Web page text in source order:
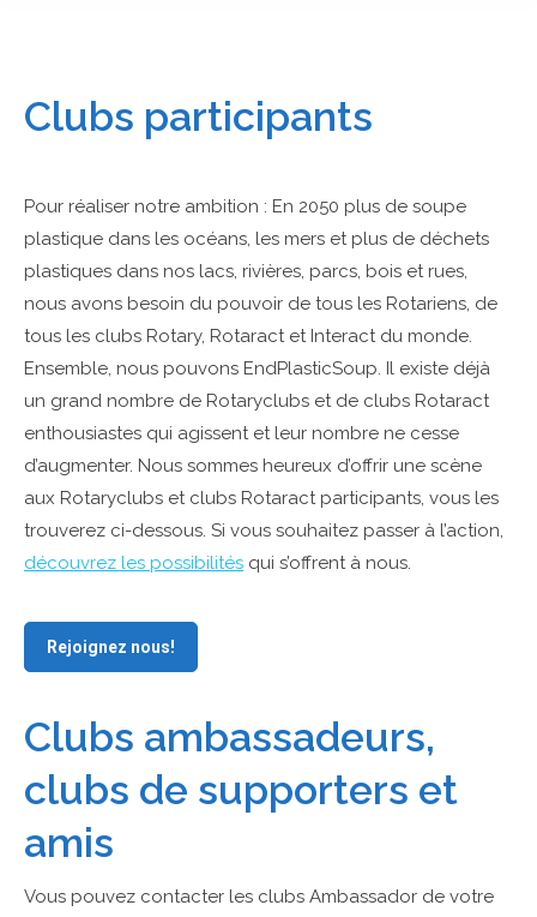
Clubs participants
Pour réaliser notre ambition : En 2050 plus de soupe
plastique dans les océans, les mers et plus de déchets
plastiques dans nos lacs, rivières, parcs, bois et rues,
nous avons besoin du pouvoir de tous les Rotariens, de
tous les clubs Rotary, Rotaract et Interact du monde.
Ensemble, nous pouvons EndPlasticSoup. Il existe déjà
un grand nombre de Rotaryclubs et de clubs Rotaract
enthousiastes qui agissent et leur nombre ne cesse
d’augmenter. Nous sommes heureux d’offrir une scène
aux Rotaryclubs et clubs Rotaract participants, vous les
trouverez ci-dessous. Si vous souhaitez passer à l’action,
découvrez les possibilités qui s’offrent à nous.
Rejoignez nous!
Clubs ambassadeurs,
clubs de supporters et
amis
Vous pouvez contacter les clubs Ambassador de votre